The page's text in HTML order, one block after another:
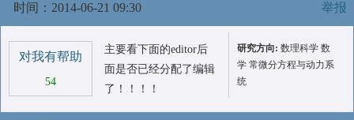
时间：2014-06-21 09:30
举报
对我有帮助
54
主要看下面的editor后
面是否已经分配了编辑
了！！！！
研究方向: 数理科学 数
学 常微分方程与动力系
统